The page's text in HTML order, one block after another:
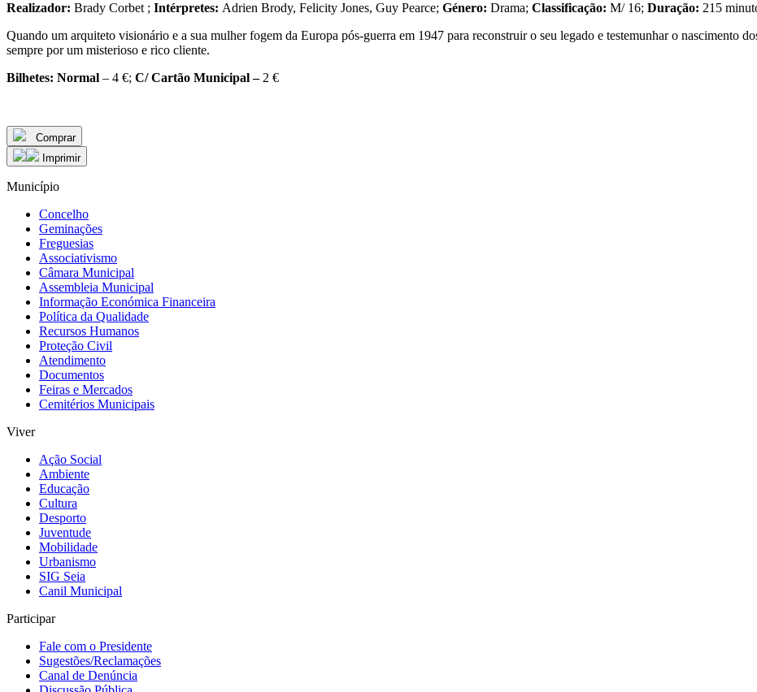
Realizador: Brady Corbet ; Intérpretes: Adrien Brody, Felicity Jones, Guy Pearce; Género: Drama; Classificação: M/ 16; Duração: 215
Quando um arquiteto visionário e a sua mulher fogem da Europa pós-guerra em 1947 para reconstruir o seu legado e testemunhar o nascimento
sempre por um misterioso e rico cliente.
Bilhetes: Normal – 4 €; C/ Cartão Municipal – 2 €
Comprar
Imprimir
Município
Concelho
Geminações
Freguesias
Associativismo
Câmara Municipal
Assembleia Municipal
Informação Económica Financeira
Política da Qualidade
Recursos Humanos
Proteção Civil
Atendimento
Documentos
Feiras e Mercados
Cemitérios Municipais
Viver
Ação Social
Ambiente
Educação
Cultura
Desporto
Juventude
Mobilidade
Urbanismo
SIG Seia
Canil Municipal
Participar
Fale com o Presidente
Sugestões/Reclamações
Canal de Denúncia